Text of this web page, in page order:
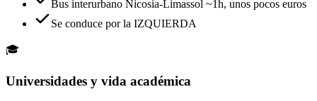
Bus interurbano Nicosia-Limassol ~1h, unos pocos euros
Se conduce por la IZQUIERDA
🎓
Universidades y vida académica